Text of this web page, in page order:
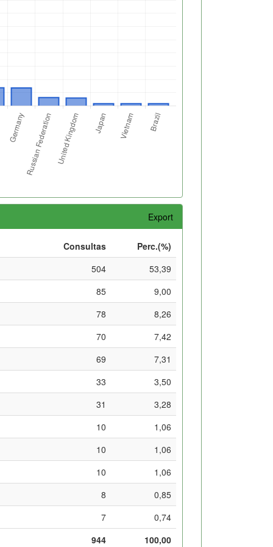
Export
Consultas
Perc.(%)
504
53,39
85
9,00
78
8,26
70
7,42
69
7,31
33
3,50
31
3,28
10
1,06
10
1,06
10
1,06
8
0,85
7
0,74
944
100,00